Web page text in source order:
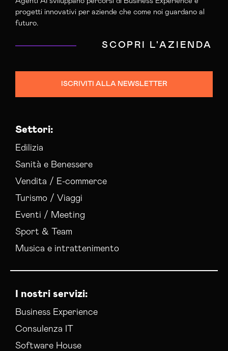
progetti innovativi per aziende che come noi guardano al
futuro.
SCOPRI L'AZIENDA
ISCRIVITI ALLA NEWSLETTER
Settori:
Edilizia
Sanità e Benessere
Vendita / E-commerce
Turismo / Viaggi
Eventi / Meeting
Sport & Team
Musica e intrattenimento
I nostri servizi:
Business Experience
Consulenza IT
Software House